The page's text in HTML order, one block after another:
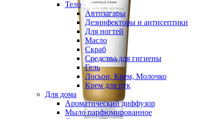
Тело
Автозагары
Дезинфекторы и антисептики
Для ногтей
Масло
Скраб
Средства для гигиены
Гель
Лосьон, Крем, Молочко
Крем для рук
Для дома
Ароматический диффузор
Мыло парфюмированное